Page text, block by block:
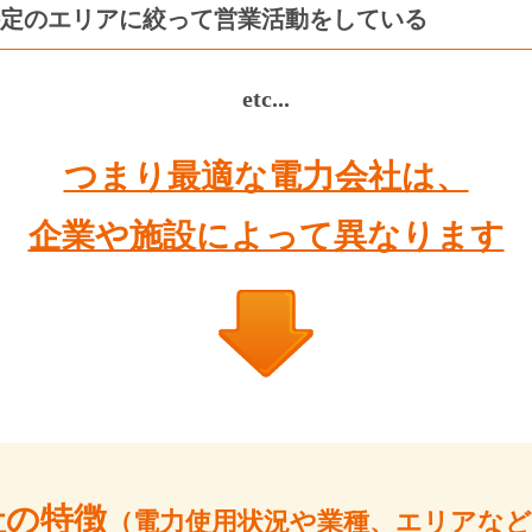
のエリアに絞って営業活動をしている
etc...
つまり最適な電力会社は、
企業や施設によって異なります
特徴 （電力使用状況や業種、 エリアな